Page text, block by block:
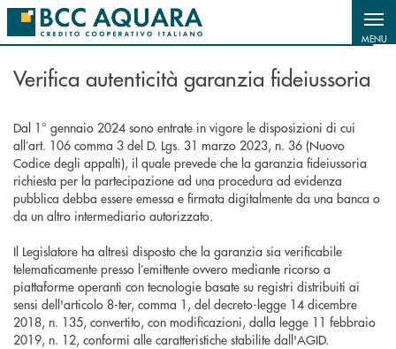
Salta al contenuto principale
MENU
Verifica autenticità garanzia fideiussoria
Dal 1° gennaio 2024 sono entrate in vigore le disposizioni di cui
all’art. 106 comma 3 del D. Lgs. 31 marzo 2023, n. 36 (Nuovo
Codice degli appalti), il quale prevede che la garanzia fideiussoria
richiesta per la partecipazione ad una procedura ad evidenza
pubblica debba essere emessa e firmata digitalmente da una banca o
da un altro intermediario autorizzato.
Il Legislatore ha altresì disposto che la garanzia sia verificabile
telematicamente presso l’emittente ovvero mediante ricorso a
piattaforme operanti con tecnologie basate su registri distribuiti ai
sensi dell'articolo 8-ter, comma 1, del decreto-legge 14 dicembre
2018, n. 135, convertito, con modificazioni, dalla legge 11 febbraio
2019, n. 12, conformi alle caratteristiche stabilite dall'AGID.